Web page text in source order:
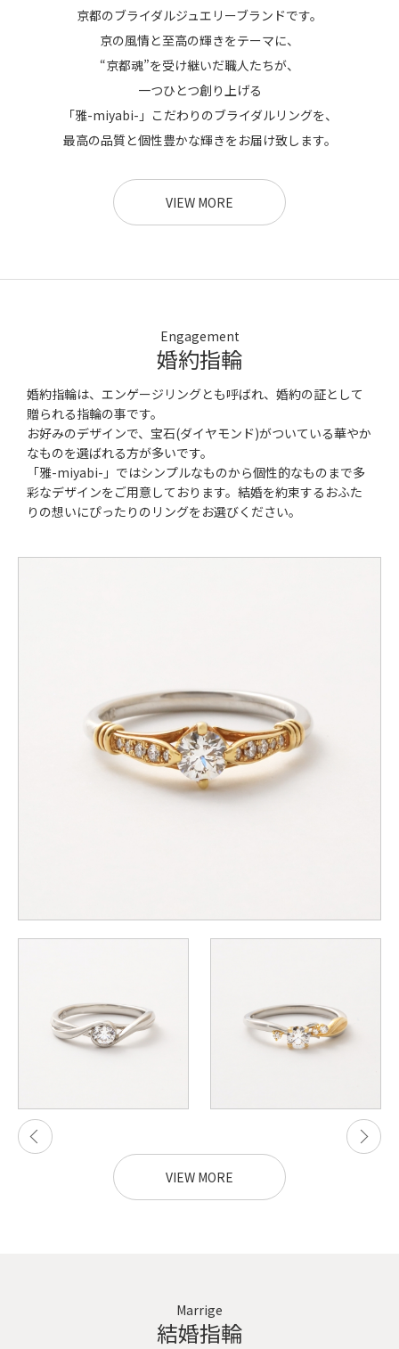
京都のブライダルジュエリーブランドです。
京の風情と至高の輝きをテーマに、
“京都魂”を受け継いだ職人たちが、
一つひとつ創り上げる
「雅-miyabi-」こだわりのブライダルリングを、
最高の品質と個性豊かな輝きをお届け致します。
VIEW MORE
Engagement
婚約指輪
婚約指輪は、エンゲージリングとも呼ばれ、婚約の証として
贈られる指輪の事です。
お好みのデザインで、宝石(ダイヤモンド)がついている華やか
なものを選ばれる方が多いです。
「雅-miyabi-」ではシンプルなものから個性的なものまで多
彩なデザインをご用意しております。結婚を約束するおふた
りの想いにぴったりのリングをお選びください。
VIEW MORE
Marrige
結婚指輪